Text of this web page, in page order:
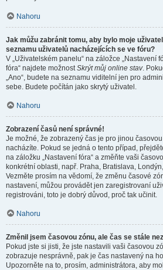
Nahoru
Jak můžu zabránit tomu, aby bylo moje
seznamu uživatelů nacházejících se ve fóru?
V „Uživatelském panelu“ na záložce „Nastavení
fóra“ najdete možnostSkrýt můj online stav.
„Ano“, budete na seznamu viditelní jen pro
sebe. Budete počítán jako skrytý uživatel.
Nahoru
Zobrazení časů není správné!
Je možné, že zobrazený čas je pro jinou
nacházíte. Pokud se jedná o tento případ,
na záložku „Nastavení fóra“ a změňte vaši
konkrétní oblasti, např. Praha, Bratislava,
Vezměte prosím na vědomí, že změnu časové
nastavení, můžou provádět jen zaregistrovaní
registrováni, toto je dobrý důvod, proč tak učinit.
Nahoru
Změnil jsem časovou zónu, ale čas se stále
Pokud jste si jisti, že jste nastavili vaši časovou
zobrazuje nesprávně, pak je čas nastavený na
Upozorněte na to, prosím, administrátora, aby